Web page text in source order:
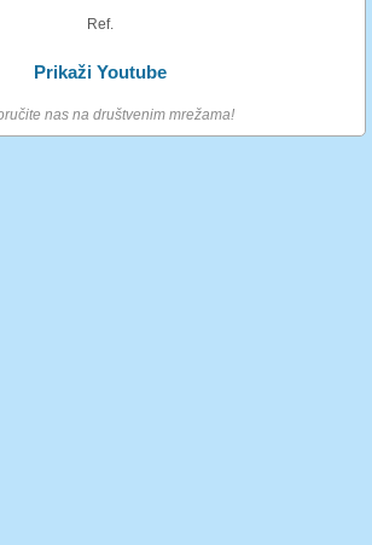
Ref.
Prikaži Youtube
nas na društvenim mrežama!